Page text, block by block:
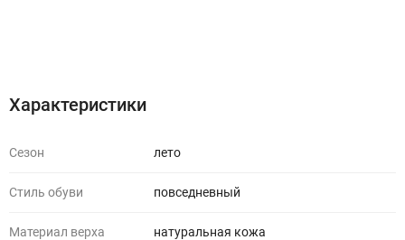
Характеристики
Сезон лето
Стиль обуви повседневный
Материал верха натуральная кожа